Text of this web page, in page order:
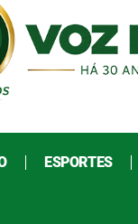
ESPORTES